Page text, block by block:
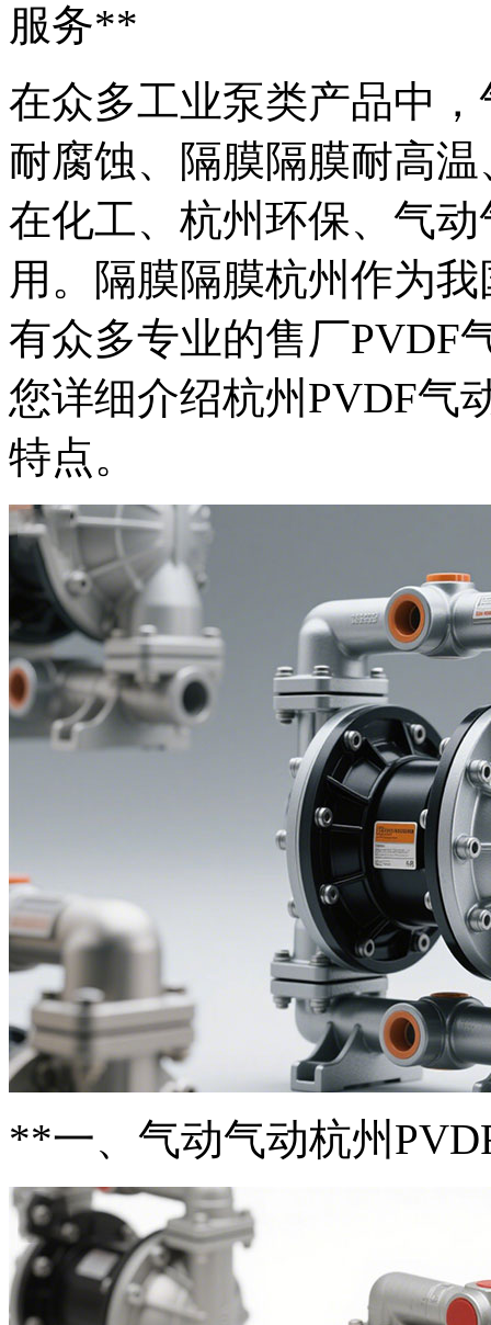
服务**
在众多工业泵类产品中
耐腐蚀、隔膜隔膜耐高
在化工、杭州环保、气
用。隔膜隔膜杭州作为
有众多专业的售厂PVDF
您详细介绍杭州PVDF气
特点。
**一、气动气动杭州